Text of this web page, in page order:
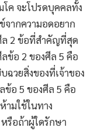
ค จะโปรดบุคคลทั้ง
ากความอดอยาก
ล 2 ข้อที่สำคัญที่สุด
ข้อ 2 ของศีล 5 คือ
วยสิ่งของที่เจ้าของ
อ 5 ของศีล 5 คือ
ามใช้ในทาง
รือถ้าผู้ใดรักษา